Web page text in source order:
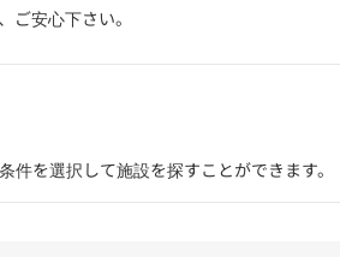
安心下さい。
を選択して施設を探すことができます。